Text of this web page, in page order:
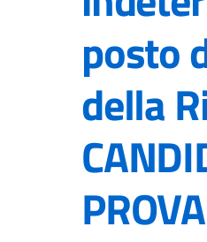
posto
della